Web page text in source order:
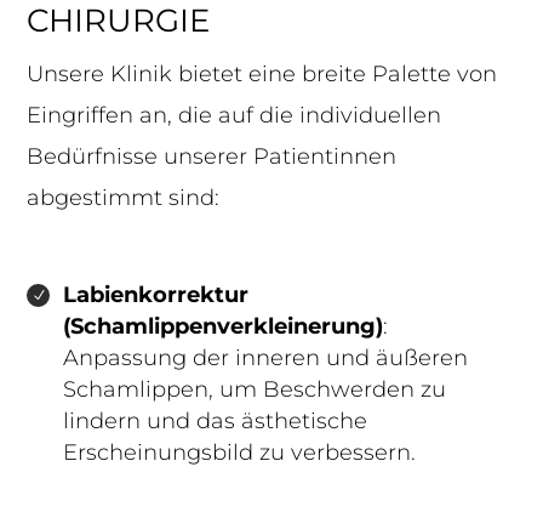
CHIRURGIE
Unsere Klinik bietet eine breite Palette von
Eingriffen an, die auf die individuellen
Bedürfnisse unserer Patientinnen
abgestimmt sind:
Labienkorrektur
(Schamlippenverkleinerung):
Anpassung der inneren und äußeren
Schamlippen, um Beschwerden zu
lindern und das ästhetische
Erscheinungsbild zu verbessern.